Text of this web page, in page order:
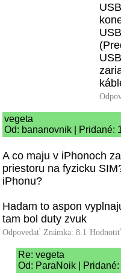
vegeta
Od: bananovnik | Pridané:
A co maju v iPhonoch
priestoru na fyzicku
iPhonu?
Hadam to aspon
tam bol duty zvuk
Odpovedať Známka: 8.1
Re: vegeta
Od: ParaNoik |